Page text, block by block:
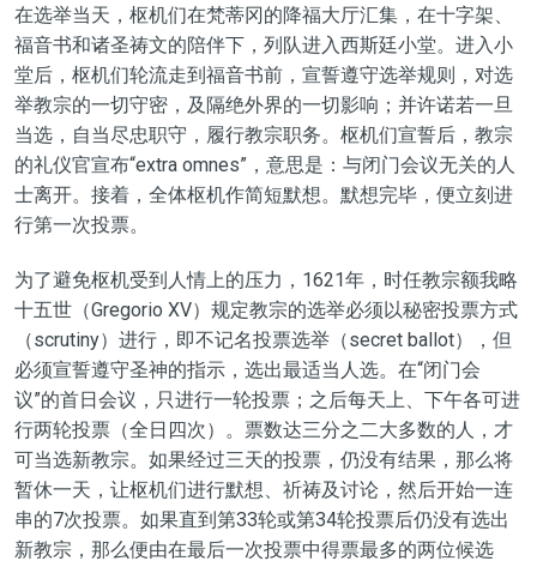
在选举当天，枢机们在梵蒂冈的降福大厅汇集，在十字架、
福音书和诸圣祷文的陪伴下，列队进入西斯廷小堂。进入小
堂后，枢机们轮流走到福音书前，宣誓遵守选举规则，对选
举教宗的一切守密，及隔绝外界的一切影响；并许诺若一旦
当选，自当尽忠职守，履行教宗职务。枢机们宣誓后，教宗
的礼仪官宣布“extra omnes”，意思是：与闭门会议无关的人
士离开。接着，全体枢机作简短默想。默想完毕，便立刻进
行第一次投票。
为了避免枢机受到人情上的压力，1621年，时任教宗额我略
十五世（Gregorio XV）规定教宗的选举必须以秘密投票方式
（scrutiny）进行，即不记名投票选举（secret ballot），但
必须宣誓遵守圣神的指示，选出最适当人选。在“闭门会
议”的首日会议，只进行一轮投票；之后每天上、下午各可进
行两轮投票（全日四次）。票数达三分之二大多数的人，才
可当选新教宗。如果经过三天的投票，仍没有结果，那么将
暂休一天，让枢机们进行默想、 祈祷及讨论， 然后开始一连
串的7次投票。如果直到第33轮或第34轮投票后仍没有选出
新教宗，那么便由在最后一次投票中得票最多的两位候选